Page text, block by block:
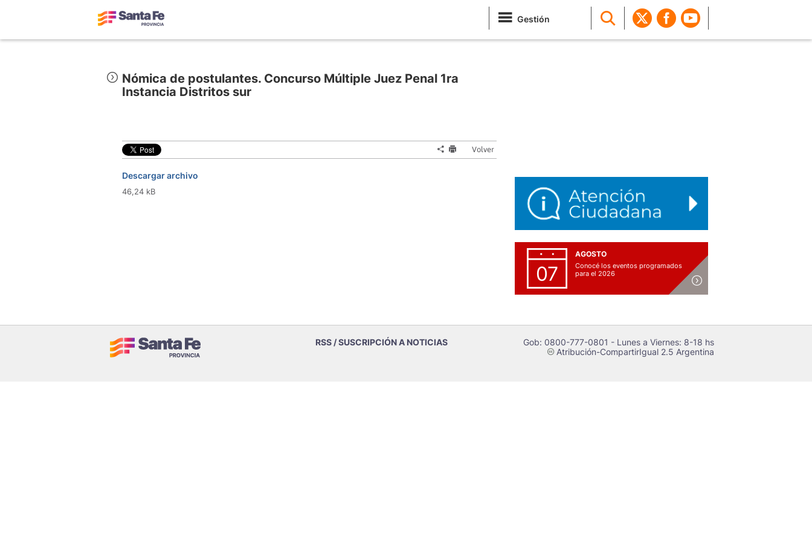
Gestión
Nómica de postulantes. Concurso Múltiple Juez Penal 1ra
Instancia Distritos sur
Volver
Descargar archivo
46,24 kB
07
AGOSTO
Conocé los eventos programados
para el 2026
RSS / SUSCRIPCIÓN A NOTICIAS Gob: 0800-777-0801 - Lunes a Viernes: 8-18 hs
cAtribución-CompartirIgual 2.5 Argentina